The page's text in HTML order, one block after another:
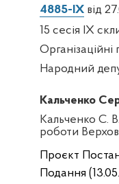
4885-IX від
15 сесія IX
Організаційні
Народний
Кальченко
Кальченко С.
роботи
Проєкт
Подання